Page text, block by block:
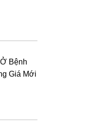
Bệnh
Giá Mới